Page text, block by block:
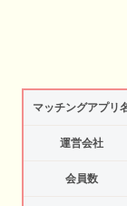
マッチングアプリ
運営会社
会員数